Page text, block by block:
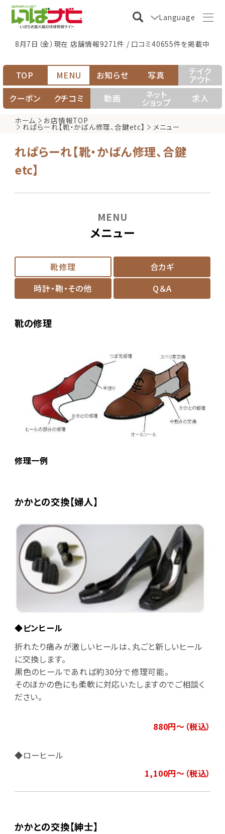
Language
8月7日（金）現在 店舗情報9271件 / 口コミ40655件を掲載中
ホーム お店情報TOP
れぱらーれ【靴・かばん修理、合鍵etc】 メニュー
TOP MENU お知らせ 写真 テイク
アウト
クーポン
クチコミ 動画 ネット
ショップ 求人
れぱらーれ【靴・かばん修理、合鍵
etc】
メニュー
MENU
靴修理
合カギ
時計・鞄・その他
Q＆A
靴の修理
修理一例
かかとの交換【婦人】
◆ピンヒール
折れたり痛みが激しいヒールは、丸ごと新しいヒール
に交換します。
黒色のヒールであれば約30分で修理可能。
そのほかの色にも柔軟に対応いたしますのでご相談く
ださい。
880円～（税込）
◆ローヒール
1,100円～（税込）
かかとの交換【紳士】